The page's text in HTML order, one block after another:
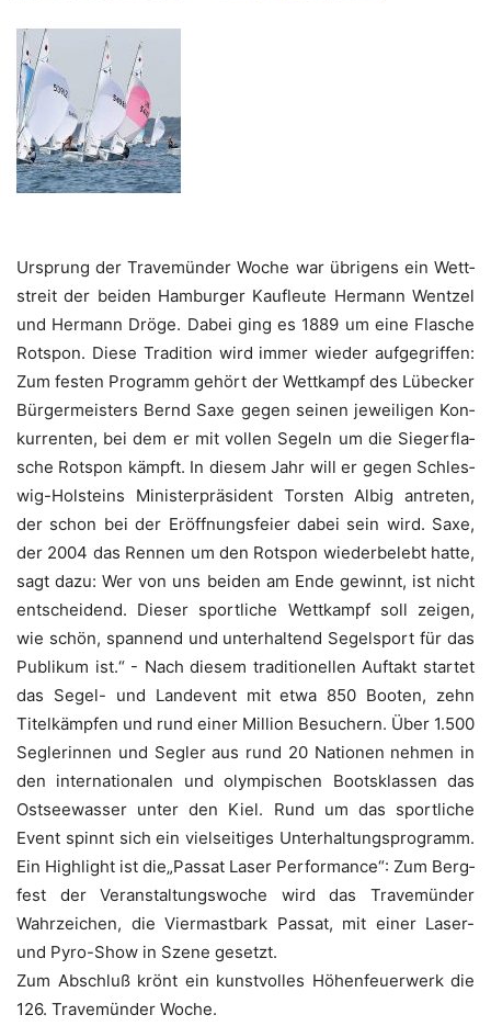
Ursprung der Tra­ve­mün­der Woche war übri­gens ein Wett­
streit der bei­den Ham­bur­ger Kauf­leu­te Her­mann Went­zel
und Her­mann Drö­ge. Dabei ging es 1889 um eine Fla­sche
Rots­pon. Die­se Tra­di­ti­on wird immer wie­der auf­ge­grif­fen:
Zum fes­ten Pro­gramm gehört der Wett­kampf des Lübe­cker
Bür­ger­meis­ters Bernd Saxe gegen sei­nen jewei­li­gen Kon­
kur­ren­ten, bei dem er mit vol­len Segeln um die Sie­ger­fla­
sche Rots­pon kämpft. In die­sem Jahr will er gegen Schles­
wig-Hol­steins Minis­ter­prä­si­dent Tors­ten Albig antre­ten,
der schon bei der Eröff­nungs­fei­er dabei sein wird. Saxe,
der 2004 das Ren­nen um den Rots­pon wie­der­be­lebt hat­te,
sagt dazu: Wer von uns bei­den am Ende gewinnt, ist nicht
ent­schei­dend. Die­ser sport­li­che Wett­kampf soll zei­gen,
wie schön, span­nend und unter­hal­tend Segel­sport für das
Publi­kum ist.“ - Nach die­sem tra­di­tio­nel­len Auf­takt star­tet
das Segel- und Lan­de­vent mit etwa 850 Boo­ten, zehn
Titel­kämp­fen und rund einer Mil­li­on Besu­chern. Über 1.500
Seg­le­rin­nen und Seg­ler aus rund 20 Natio­nen neh­men in
den inter­na­tio­na­len und olym­pi­schen Boots­klas­sen das
Ost­see­was­ser unter den Kiel. Rund um das sport­li­che
Event spinnt sich ein viel­sei­ti­ges Unter­hal­tungs­pro­gramm.
Ein High­light ist die„Passat Laser Per­for­mance“: Zum Berg­
fest der Ver­an­stal­tungs­wo­che wird das Tra­ve­mün­der
Wahr­zei­chen, die Vier­mast­bark Pas­sat, mit einer Laser-
und Pyro-Show in Sze­ne gesetzt.
Zum Abschluß krönt ein kunst­vol­les Höhen­feu­er­werk die
126. Tra­ve­mün­der Woche.